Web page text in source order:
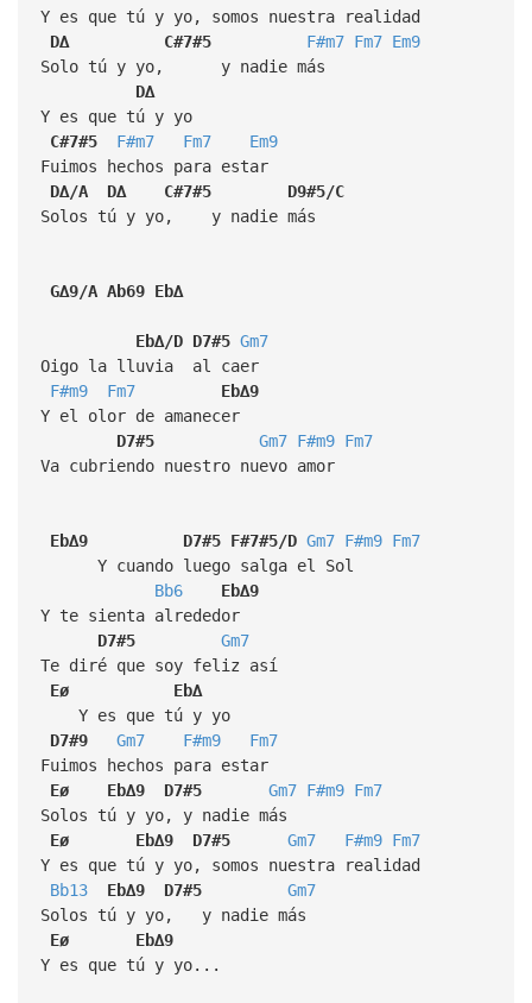
Y es que tú y yo, somos nuestra realidad
D∆
C#7#5 F#m7 Fm7 Em9
Solo tú y yo, y nadie más
D∆
Y es que tú y yo
C#7#5
F#m7 Fm7
Em9
Fuimos hechos para estar
D∆/A
D∆ C#7#5
D9#5/C
Solos tú y yo, y nadie más
G∆9/A Ab69 Eb∆
Eb∆/D D7#5 Gm7
Oigo la lluvia al caer
F#m9
Fm7
Eb∆9
Y el olor de amanecer
D7#5
Gm7 F#m9 Fm7
Va cubriendo nuestro nuevo amor
Eb∆9 D7#5 F#7#5/D Gm7 F#m9 Fm7
Y cuando luego salga el Sol
Bb6
Eb∆9
Y te sienta alrededor
D7#5
Gm7
Te diré que soy feliz así
Eø
Eb∆
Y es que tú y yo
D7#9
Gm7 F#m9
Fm7
Fuimos hechos para estar
Eø
Eb∆9 D7#5 Gm7 F#m9 Fm7
Solos tú y yo, y nadie más
Eø
Eb∆9 D7#5 Gm7 F#m9 Fm7
Y es que tú y yo, somos nuestra realidad
Bb13
Eb∆9 D7#5
Gm7
Solos tú y yo, y nadie más
Eø
Eb∆9
Y es que tú y yo...